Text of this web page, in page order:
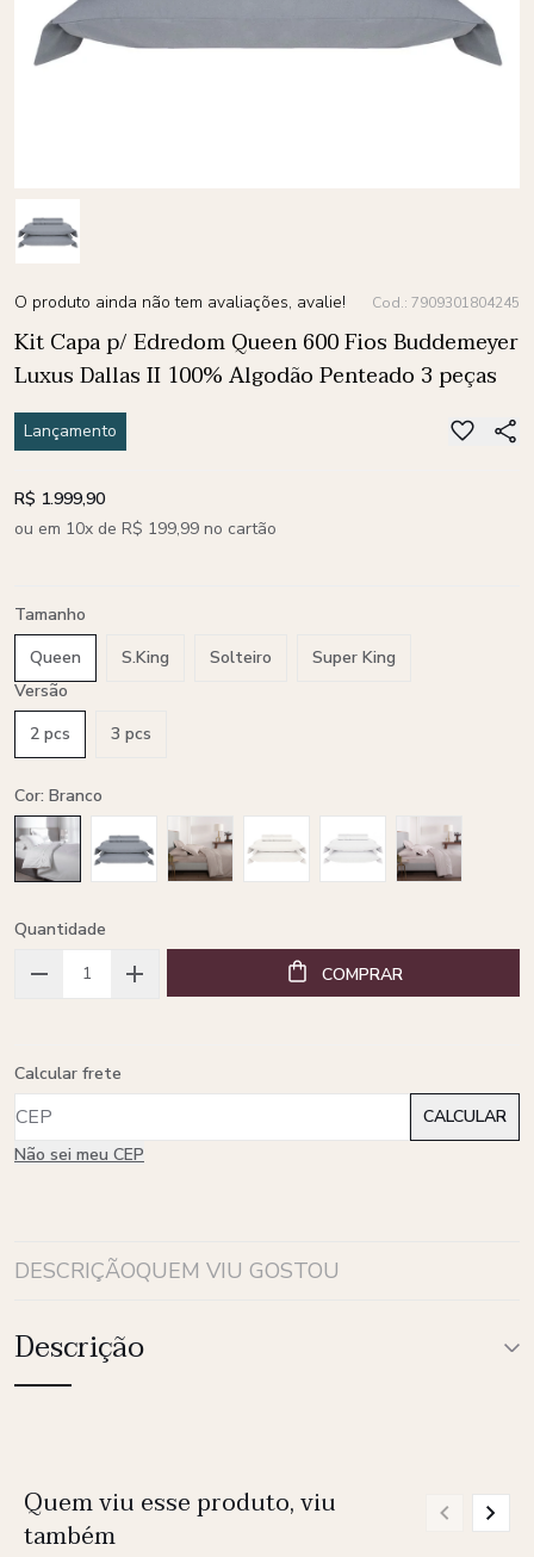
O produto ainda não tem avaliações, avalie! Cod.: 7909301804245
Kit Capa p/ Edredom Queen 600 Fios Buddemeyer
Luxus Dallas II 100% Algodão Penteado 3 peças
Lançamento
R$ 1.999,90
ou em 10x de R$ 199,99 no cartão
Tamanho
Queen
S.King Solteiro
Super King
Versão
2 pcs
3 pcs
Cor: Branco
Quantidade
COMPRAR
Calcular frete
Não sei meu CEP
DESCRIÇÃOQUEM VIU GOSTOU
Descrição
Quem viu esse produto, viu
também